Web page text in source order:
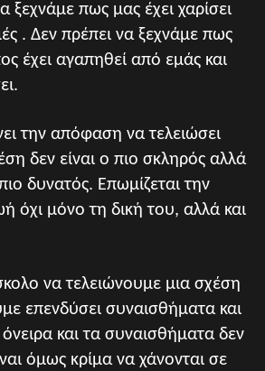
ξεχνάμε πως μας έχει χαρίσει
. Δεν πρέπει να ξεχνάμε πως
έχει αγαπηθεί από εμάς και
την απόφαση να τελειώσει
δεν είναι ο πιο σκληρός αλλά
δυνατός. Επωμίζεται την
όχι μόνο τη δική του, αλλά και
να τελειώνουμε μια σχέση
επενδύσει συναισθήματα και
και τα συναισθήματα δεν
όμως κρίμα να χάνονται σε